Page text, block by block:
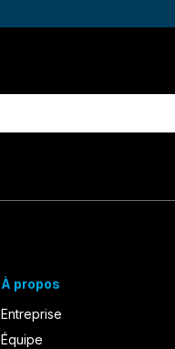
À propos
Entreprise
Équipe